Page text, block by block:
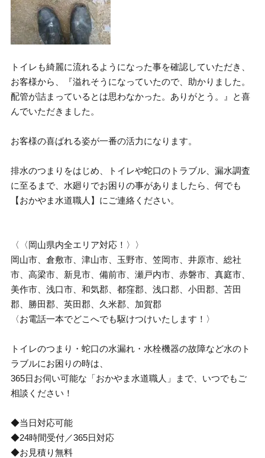
トイレも綺麗に流れるようになった事を確認していただき、
お客様から、『溢れそうになっていたので、助かりました。
配管が詰まっているとは思わなかった。ありがとう。』と喜
んでいただきました。
お客様の喜ばれる姿が一番の活力になります。
排水のつまりをはじめ、トイレや蛇口のトラブル、漏水調査
に至るまで、水廻りでお困りの事がありましたら、何でも
【おかやま水道職人】にご連絡ください。
〈〈岡山県内全エリア対応！〉〉
岡山市、倉敷市、津山市、玉野市、笠岡市、井原市、総社
市、高梁市、新見市、備前市、瀬戸内市、赤磐市、真庭市、
美作市、浅口市、和気郡、都窪郡、浅口郡、小田郡、苫田
郡、勝田郡、英田郡、久米郡、加賀郡
〈お電話一本でどこへでも駆けつけいたします！〉
トイレのつまり・蛇口の水漏れ・水栓機器の故障など水のト
ラブルにお困りの時は、
365日お伺い可能な「おかやま水道職人」まで、いつでもご
相談ください！
◆当日対応可能
◆24時間受付／365日対応
◆お見積り無料